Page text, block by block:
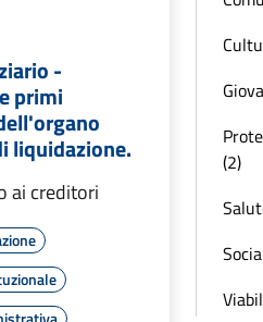
-
primi
liquidazione.
ai creditori
(2)